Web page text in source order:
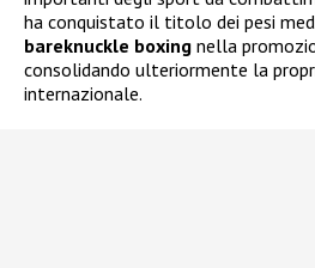
ha conquistato il titolo dei pesi
bareknuckle boxing nella
consolidando ulteriormente la
internazionale.